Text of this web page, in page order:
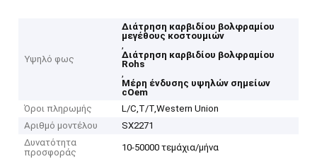
Υψηλό φως
Διάτρηση καρβιδίου βολφραμίου
μεγέθους κοστουμιών
,
Διάτρηση καρβιδίου βολφραμίου
Rohs
,
Μέρη ένδυσης υψηλών σημείων
cOem
Όροι πληρωμής
L/C,T/T,Western Union
Αριθμό μοντέλου
SX2271
Δυνατότητα
προσφοράς
10-50000 τεμάχια/μήνα